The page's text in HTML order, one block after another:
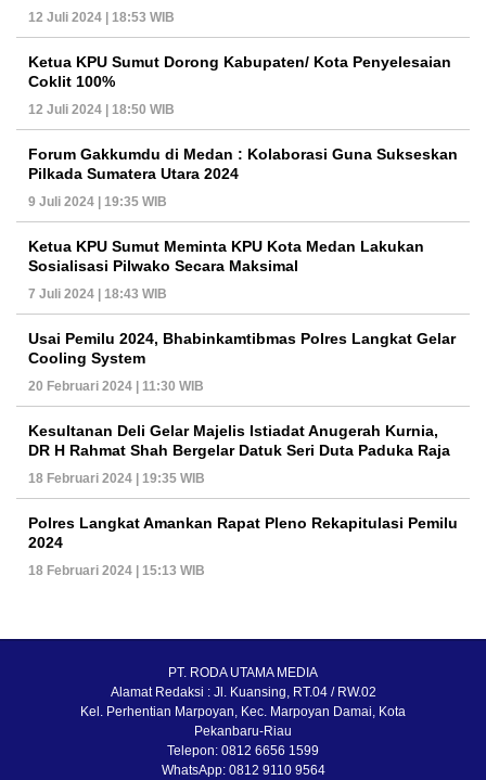
12 Juli 2024 | 18:53 WIB
Ketua KPU Sumut Dorong Kabupaten/ Kota Penyelesaian
Coklit 100%
12 Juli 2024 | 18:50 WIB
Forum Gakkumdu di Medan : Kolaborasi Guna Sukseskan
Pilkada Sumatera Utara 2024
9 Juli 2024 | 19:35 WIB
Ketua KPU Sumut Meminta KPU Kota Medan Lakukan
Sosialisasi Pilwako Secara Maksimal
7 Juli 2024 | 18:43 WIB
Usai Pemilu 2024, Bhabinkamtibmas Polres Langkat Gelar
Cooling System
20 Februari 2024 | 11:30 WIB
Kesultanan Deli Gelar Majelis Istiadat Anugerah Kurnia,
DR H Rahmat Shah Bergelar Datuk Seri Duta Paduka Raja
18 Februari 2024 | 19:35 WIB
Polres Langkat Amankan Rapat Pleno Rekapitulasi Pemilu
2024
18 Februari 2024 | 15:13 WIB
PT. RODA UTAMA MEDIA
Alamat Redaksi : Jl. Kuansing, RT.04 / RW.02
Kel. Perhentian Marpoyan, Kec. Marpoyan Damai, Kota
Pekanbaru-Riau
Telepon: 0812 6656 1599
WhatsApp: 0812 9110 9564